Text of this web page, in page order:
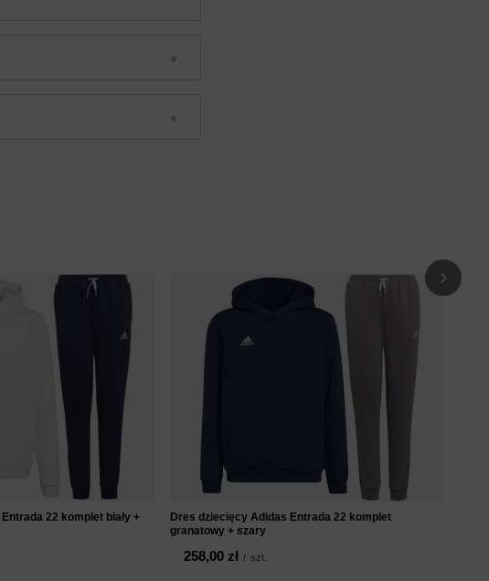
22 komplet biały +
Dres dziecięcy Adidas Entrada 22 komplet
granatowy + szary
258,00 zł / szt.
Dres